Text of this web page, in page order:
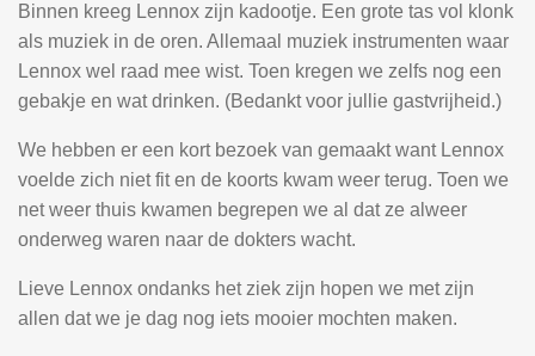
Binnen kreeg Lennox zijn kadootje. Een grote tas vol klonk
als muziek in de oren. Allemaal muziek instrumenten waar
Lennox wel raad mee wist. Toen kregen we zelfs nog een
gebakje en wat drinken. (Bedankt voor jullie gastvrijheid.)
We hebben er een kort bezoek van gemaakt want Lennox
voelde zich niet fit en de koorts kwam weer terug. Toen we
net weer thuis kwamen begrepen we al dat ze alweer
onderweg waren naar de dokters wacht.
Lieve Lennox ondanks het ziek zijn hopen we met zijn
allen dat we je dag nog iets mooier mochten maken.